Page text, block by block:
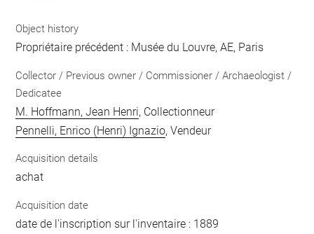
Object history
Propriétaire précédent : Musée du Louvre, AE, Paris
Collector / Previous owner / Commissioner / Archaeologist /
Dedicatee
M. Hoffmann, Jean Henri, Collectionneur
Pennelli, Enrico (Henri) Ignazio, Vendeur
Acquisition details
achat
Acquisition date
date de l'inscription sur l'inventaire : 1889